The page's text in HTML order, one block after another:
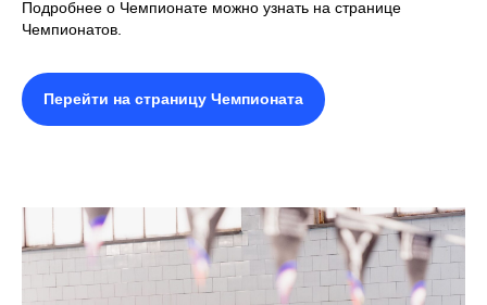
Подробнее о Чемпионате можно узнать на странице
Чемпионатов.
Перейти на страницу Чемпионата
Мы вам перезвоним